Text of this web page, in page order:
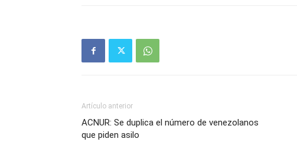
Artículo anterior
ACNUR: Se duplica el número de venezolanos
que piden asilo